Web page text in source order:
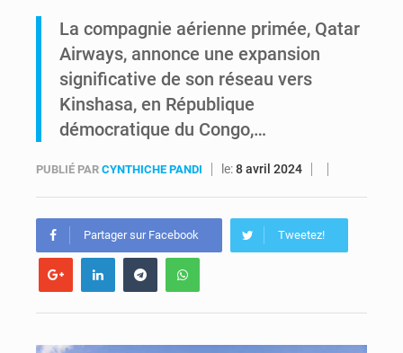
La compagnie aérienne primée, Qatar
Airways, annonce une expansion
significative de son réseau vers
Kinshasa, en République
démocratique du Congo,…
PUBLIÉ PAR CYNTHICHE PANDI le:8 avril 2024
Partager sur Facebook Tweetez!